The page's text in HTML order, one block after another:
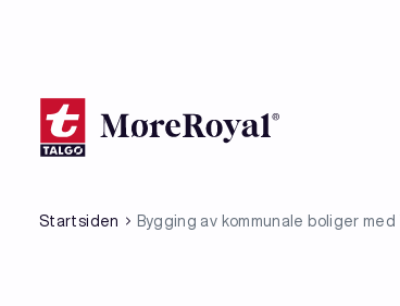
Startsiden Bygging av kommunale boliger med